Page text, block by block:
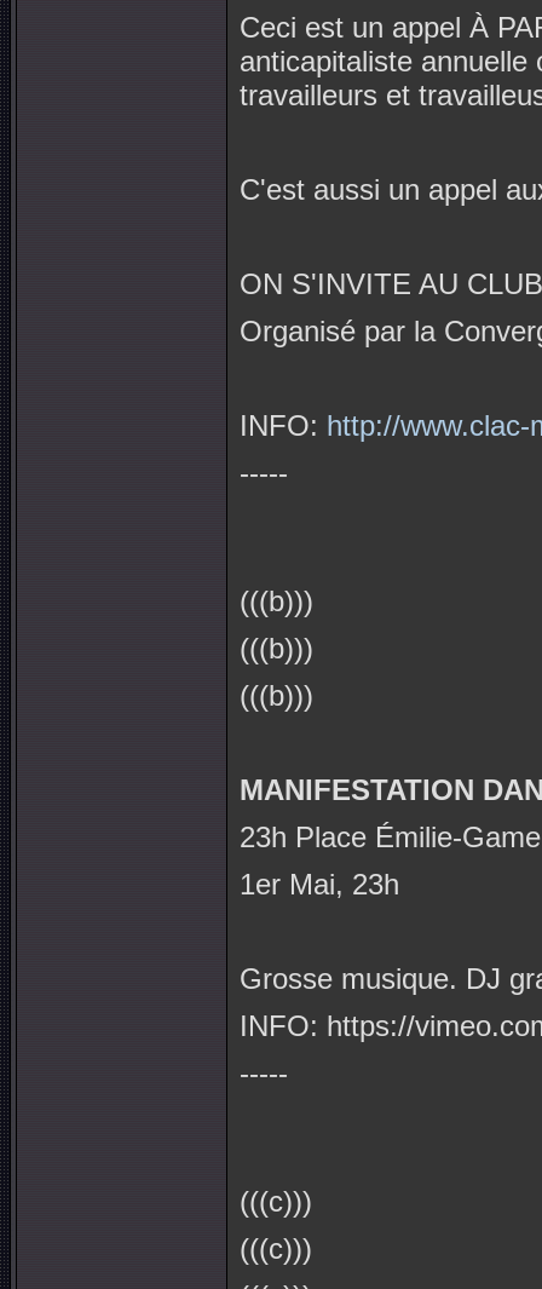
Ceci est un appel À
anticapitaliste annuelle
travailleurs et
C'est aussi un appel
ON S'INVITE AU
Organisé par la
INFO: http://www.clac-
-----
(((b)))
(((b)))
(((b)))
MANIFESTATION
23h Place Émilie-
1er Mai, 23h
Grosse musique. DJ
INFO: https://
-----
(((c)))
(((c)))